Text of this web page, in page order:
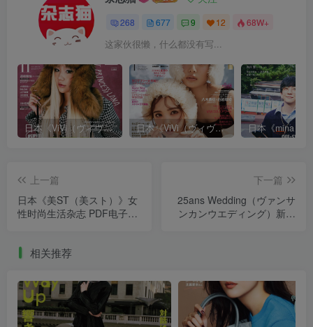
268 677 9 12 68W+
这家伙很懒，什么都没有写...
日本《ViVi（ヴィヴィ）》女性流行时尚杂志 PDF电子版【2025年·全年订阅】 日本《ViVi（ヴィヴィ）》女性流行时尚杂志 PDF电子版【2024年·全年订阅】
上一篇
日本《美ST（美スト）》女
性时尚生活杂志 PDF电子版
下一篇
25ans Wedding（ヴァンサ
ンカンウエディング）新娘
相关推荐